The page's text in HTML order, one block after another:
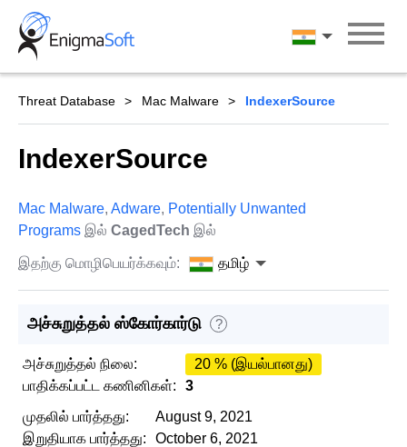
Skip
content
தமிழ்
Threat Database Mac Malware IndexerSource
IndexerSource
Mac Malware, Adware, Potentially Unwanted
Programs இல் CagedTech இல்
இதற்கு மொழிபெயர்க்கவும்: தமிழ்
அச்சுறுத்தல் ஸ்கோர்கார்டு ?
அச்சுறுத்தல் நிலை:
20 % (இயல்பானது)
பாதிக்கப்பட்ட கணினிகள்:
3
முதலில் பார்த்தது:
August 9, 2021
இறுதியாக பார்த்தது:
October 6, 2021